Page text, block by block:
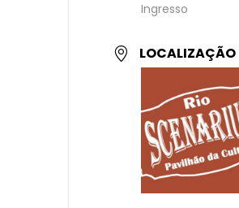
Ingresso
LOCALIZAÇÃO